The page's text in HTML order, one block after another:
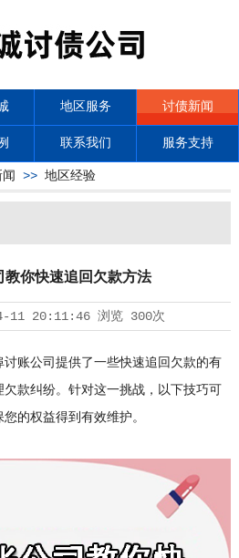
地区服务 讨债新闻
联系我们 服务支持
>> 地区经验
教你快速追回欠款方法
11 20:11:46浏览 300次
账公司提供了一些快速追回欠款的有
款纠纷。针对这一挑战，以下技巧可
的权益得到有效维护。